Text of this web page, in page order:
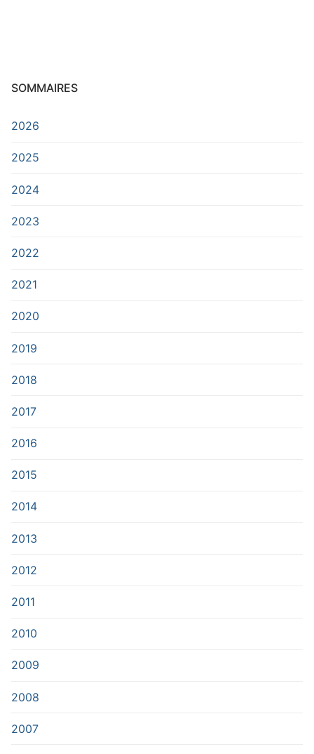
SOMMAIRES
2026
2025
2024
2023
2022
2021
2020
2019
2018
2017
2016
2015
2014
2013
2012
2011
2010
2009
2008
2007